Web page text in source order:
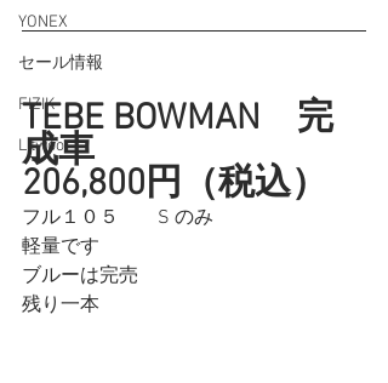
YONEX
セール情報
FIZIK
L twoo
TEBE BOWMAN　完
成車
206,800円（税込）
フル１０５　　S のみ
軽量です
ブルーは完売
残り一本